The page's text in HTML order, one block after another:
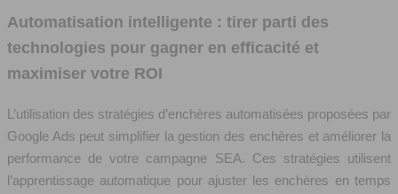
Automatisation intelligente : tirer parti des
technologies pour gagner en efficacité et
maximiser votre ROI
L’utilisation des stratégies d’enchères automatisées proposées par
Google Ads peut simplifier la gestion des enchères et améliorer la
performance de votre campagne SEA. Ces stratégies utilisent
l’apprentissage automatique pour ajuster les enchères en temps